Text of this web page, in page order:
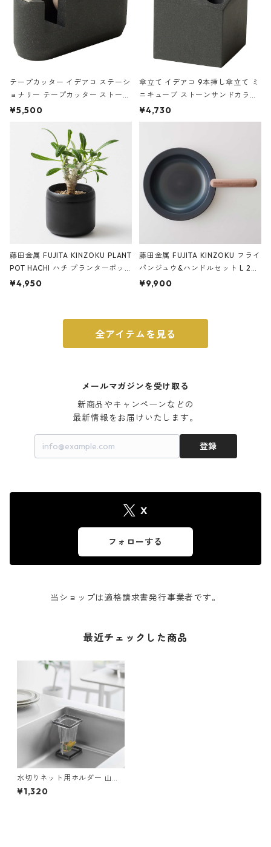
テープカッター イデアコ ステーシ
ョナリー テープカッター ストーン
サンドカラー 石調 ideaco Station
¥5,500
傘立て イデアコ 9本挿し傘立て ミ
ニキューブ ストーンサンドカラー
石調 ideaco Umbrella Stand CUB
E ストーンサンドブラック
¥4,730
藤田金属 FUJITA KINZOKU PLANT
POT HACHI ハチ プランターポッ
ト 3号 ブラック
¥4,950
藤田金属 FUJITA KINZOKU フライ
パンジュウ&ハンドルセット L 24c
m ガス火・IH対応 鉄フライパン
¥9,900
全アイテムを見る
メールマガジンを受け取る
新商品やキャンペーンなどの
最新情報をお届けいたします。
登録
X
フォローする
当ショップは適格請求書発行事業者です。
最近チェックした商品
水切りネット用ホルダー 山崎
実業 tower タワー コーナーに
置ける水切りネットホルダー
¥1,320